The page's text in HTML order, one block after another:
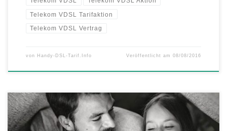
Telekom VDSL Tarifaktion
Telekom VDSL Vertrag
von Handy-DSL-Tarif.Info Veröffentlicht am08/08/2016